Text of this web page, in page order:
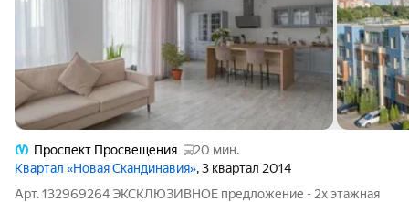
Проспект Просвещения
20 мин.
Квартал «Новая Скандинавия», 3 квартал 2014
Арт. 132969264 ЭКСКЛЮЗИВНОЕ предложение - 2х этажная